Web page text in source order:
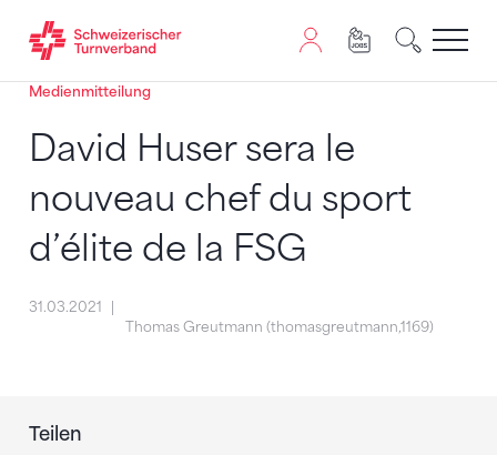
Zum Inhalt springen
Zur Sitemap navigieren
Zum Navigieren dieser Seite wird JavaScript benötigt.
Medienmitteilung
David Huser sera le
nouveau chef du sport
d’élite de la FSG
31.03.2021
Thomas Greutmann (thomasgreutmann,1169)
Teilen